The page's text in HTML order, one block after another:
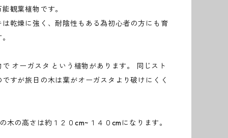
観葉植物です。
乾燥に強く、耐陰性もある為初心者の方にも育
オーガスタ という植物があります。 同じスト
すが旅日の木は葉がオーガスタより破けにくく
木の高さは約１２０cm~１４０cmになります。